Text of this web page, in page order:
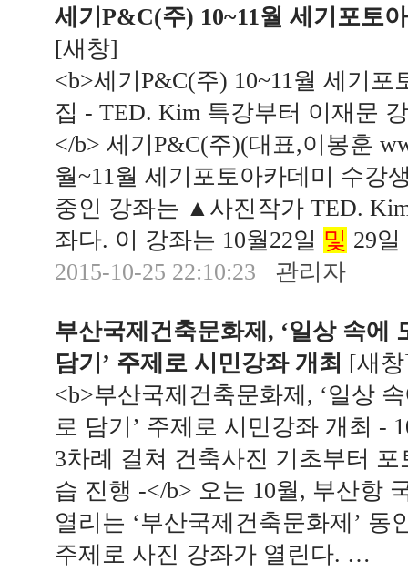
세기P&C(주) 10~11월 세기포토
[새창]
<b>세기P&C(주) 10~11월 세기
집 - TED. Kim 특강부터 이재문
</b> 세기P&C(주)(대표,이봉훈
월~11월 세기포토아카데미 수강
중인 강좌는 ▲사진작가 TED.
좌다. 이 강좌는 10월22일 및 29
2015-10-25 22:10:23
관리자
부산국제건축문화제, ‘일상 속에
담기’ 주제로 시민강좌 개최 [새창
<b>부산국제건축문화제, ‘일상
로 담기’ 주제로 시민강좌 개최 -
3차례 걸쳐 건축사진 기초부터
습 진행 -</b> 오는 10월, 부산항
열리는 ‘부산국제건축문화제’ 동
주제로 사진 강좌가 열린다. …